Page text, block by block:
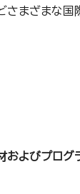
まざまな国
およびプログ